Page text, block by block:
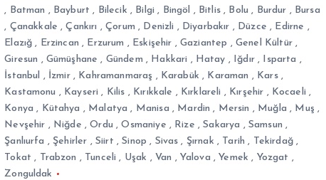
, Batman , Bayburt , Bilecik , Bilgi , Bingöl , Bitlis, Bolu , Burdur , Bursa
, Çanakkale ,Çankırı ,Çorum , Denizli , Diyarbakır , Düzce , Edirne ,
Elazığ , Erzincan , Erzurum , Eskişehir , Gaziantep , Genel Kültür,
Giresun , Gümüşhane , Gündem , Hakkari , Hatay , Iğdır, Isparta ,
İstanbul , İzmir, Kahramanmaraş , Karabük , Karaman , Kars,
Kastamonu , Kayseri , Kilis , Kırıkkale , Kırklareli , Kırşehir , Kocaeli ,
Konya , Kütahya , Malatya , Manisa , Mardin , Mersin , Muğla , Muş ,
Nevşehir , Niğde ,Ordu ,Osmaniye , Rize ,Sakarya , Samsun ,
Şanlıurfa , Şehirler , Siirt ,Sinop , Sivas , Şırnak , Tarih , Tekirdağ,
Tokat , Trabzon , Tunceli , Uşak , Van , Yalova ,Yemek , Yozgat ,
Zonguldak